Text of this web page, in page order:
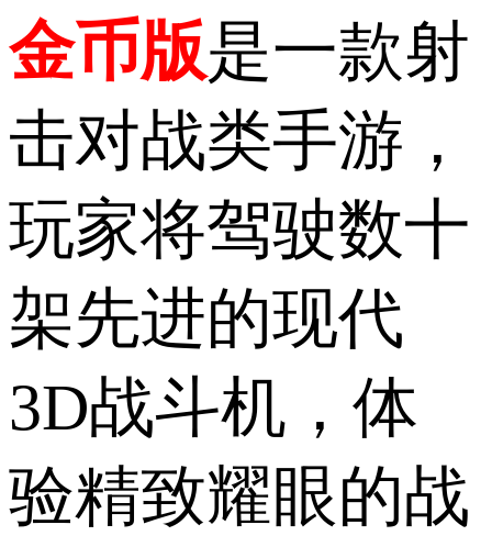
金币版是一款射
击对战类手游，
玩家将驾驶数十
架先进的现代
3D战斗机，体
验精致耀眼的战